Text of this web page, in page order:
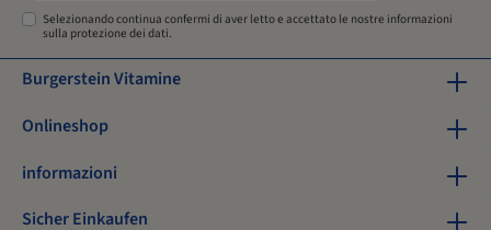
Selezionando continua confermi di aver letto e accettato le nostre informazioni
sulla protezione dei dati.
Burgerstein Vitamine
Onlineshop
informazioni
Sicher Einkaufen